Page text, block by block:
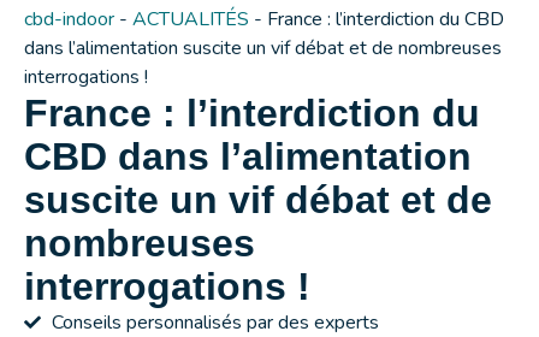
cbd-indoor - ACTUALITÉS - France : l’interdiction du CBD
dans l’alimentation suscite un vif débat et de nombreuses
interrogations !
France : l’interdiction du
CBD dans l’alimentation
suscite un vif débat et de
nombreuses
interrogations !
Conseils personnalisés par des experts